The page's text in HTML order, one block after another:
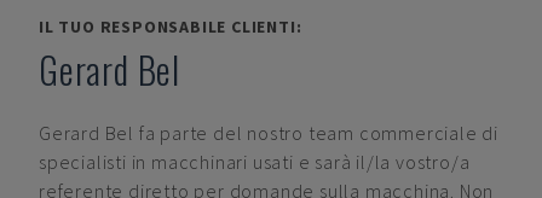
IL TUO RESPONSABILE CLIENTI:
Gerard Bel
Gerard Bel fa parte del nostro team commerciale di
specialisti in macchinari usati e sarà il/la vostro/a
referente diretto per domande sulla macchina. Non